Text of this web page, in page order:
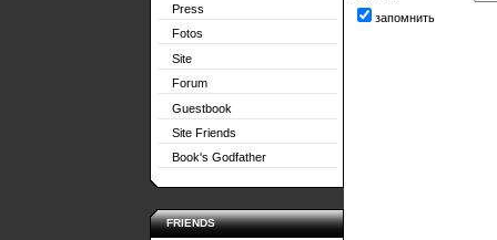
Press
Fotos
Site
Forum
Guestbook
Site Friends
Book's Godfather
FRIENDS
запомнить